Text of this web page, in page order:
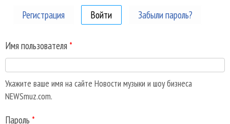
Регистрация Войти (активная вкладка)
Забыли пароль?
Имя пользователя *
Укажите ваше имя на сайте Новости музыки и шоу бизнеса
NEWSmuz.com.
Пароль *